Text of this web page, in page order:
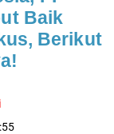
Baik
Berikut